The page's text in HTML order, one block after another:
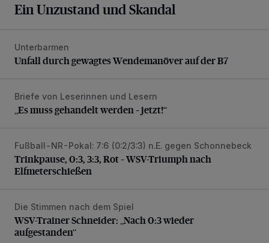
Ein Unzustand und Skandal
Unfall durch gewagtes Wendemanöver auf der B7
Unterbarmen
Unfall durch gewagtes Wendemanöver auf der B7
„Es muss gehandelt werden – jetzt!“
Briefe von Leserinnen und Lesern
„Es muss gehandelt werden – jetzt!“
Trinkpause, 0:3, 3:3, Rot – WSV-Triumph nach
Fußball-NR-Pokal: 7:6 (0:2/3:3) n.E. gegen Schonnebeck
Trinkpause, 0:3, 3:3, Rot – WSV-Triumph nach
Elfmeterschießen
WSV-Trainer Schneider: „Nach 0:3 wieder aufgestanden“
Die Stimmen nach dem Spiel
WSV-Trainer Schneider: „Nach 0:3 wieder
aufgestanden“